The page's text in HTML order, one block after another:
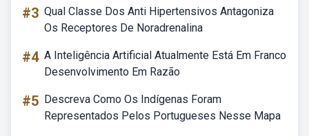
#3 Qual Classe Dos Anti Hipertensivos Antagoniza
Os Receptores De Noradrenalina
#4 A Inteligência Artificial Atualmente Está Em Franco
Desenvolvimento Em Razão
#5 Descreva Como Os Indígenas Foram
Representados Pelos Portugueses Nesse Mapa